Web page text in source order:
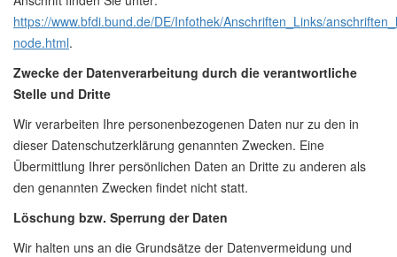
https://www.bfdi.bund.de/DE/Infothek/Anschriften_Links/
node.html.
Zwecke der Datenverarbeitung durch die verantwortliche
Stelle und Dritte
Wir verarbeiten Ihre personenbezogenen Daten nur zu den in
dieser Datenschutzerklärung genannten Zwecken. Eine
Übermittlung Ihrer persönlichen Daten an Dritte zu anderen als
den genannten Zwecken findet nicht statt.
Löschung bzw. Sperrung der Daten
Wir halten uns an die Grundsätze der Datenvermeidung und